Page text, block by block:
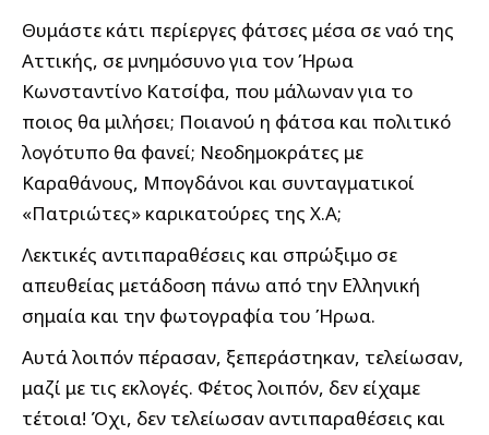
Θυμάστε κάτι περίεργες φάτσες μέσα σε ναό της
Αττικής, σε μνημόσυνο για τον Ήρωα
Κωνσταντίνο Κατσίφα, που μάλωναν για το
ποιος θα μιλήσει; Ποιανού η φάτσα και πολιτικό
λογότυπο θα φανεί; Νεοδημοκράτες με
Καραθάνους, Μπογδάνοι και συνταγματικοί
«Πατριώτες» καρικατούρες της Χ.Α;
Λεκτικές αντιπαραθέσεις και σπρώξιμο σε
απευθείας μετάδοση πάνω από την Ελληνική
σημαία και την φωτογραφία του Ήρωα.
Αυτά λοιπόν πέρασαν, ξεπεράστηκαν, τελείωσαν,
μαζί με τις εκλογές. Φέτος λοιπόν, δεν είχαμε
τέτοια! Όχι, δεν τελείωσαν αντιπαραθέσεις και